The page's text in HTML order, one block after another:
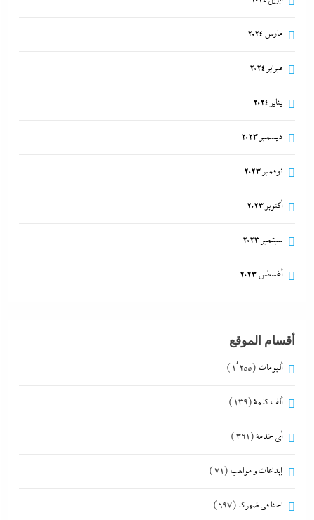
مارس 2024
فبراير 2024
يناير 2024
ديسمبر 2023
نوفمبر 2023
أكتوبر 2023
سبتمبر 2023
أغسطس 2023
أقسام الموقع
ألبومات (1٬255)
ألف كلمة(139)
أي خدمة(361)
إبداعات و مواهب (71)
احنا في ضهرك (697)